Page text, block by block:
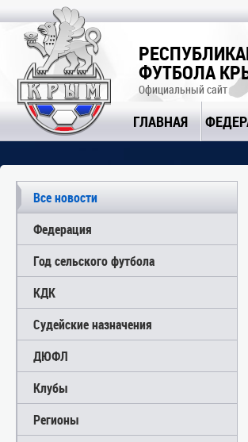
ФУТБОЛА
Официальный сайт
ГЛАВНАЯ
Все новости
Федерация
Год сельского футбола
КДК
Судейские назначения
ДЮФЛ
Клубы
Регионы